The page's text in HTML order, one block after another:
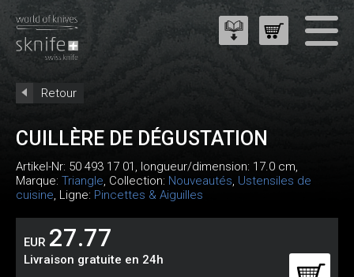
Retour
CUILLÈRE DE DÉGUSTATION
Artikel-Nr: 50 493 17 01 , longueur/dimension: 17.0 cm,
Marque: Triangle, Collection: Nouveautés, Ustensiles de
cuisine, Ligne: Pincettes & Aiguilles
EUR 27.77
Livraison gratuite en 24h